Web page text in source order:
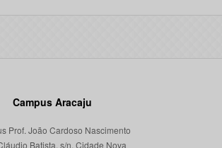
Campus Aracaju
Prof. João Cardoso Nascimento
Batista, s/n, Cidade Nova